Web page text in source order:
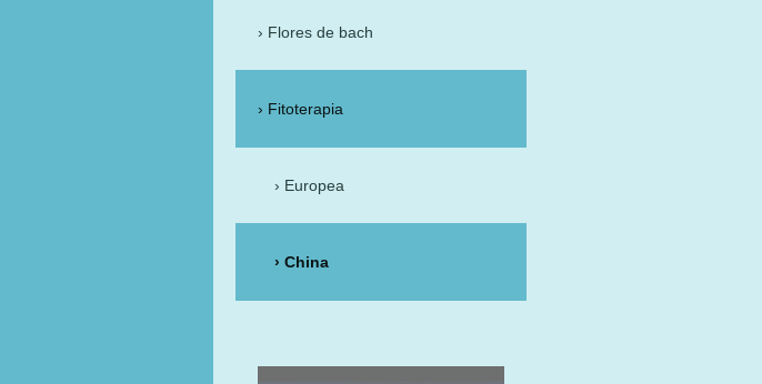
Flores de bach
Fitoterapia
Europea
China